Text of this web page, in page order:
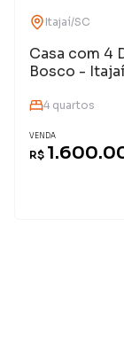
Itajaí/SC
Casa com 4
Bosco -
4 quartos
VENDA
R$